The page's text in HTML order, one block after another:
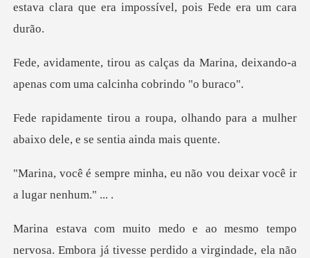
estava clara que era im
da Marina, deixando-a
apenas com
olhando para a mulher
abaixo del
ha, eu não vou deixar você
vosa. Embora já tivesse perdido a virgindade, ela